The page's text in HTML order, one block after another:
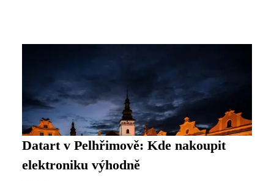
Datart v Pelhřimově: Kde nakoupit
elektroniku výhodně